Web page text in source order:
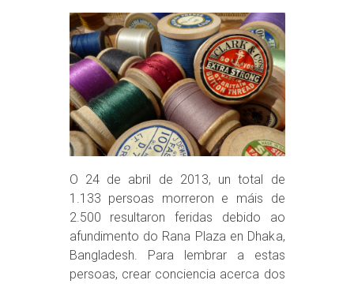
O 24 de abril de 2013, un total de
1.133 persoas morreron e máis de
2.500 resultaron feridas debido ao
afundimento do Rana Plaza en Dhaka,
Bangladesh. Para lembrar a estas
persoas, crear conciencia acerca dos